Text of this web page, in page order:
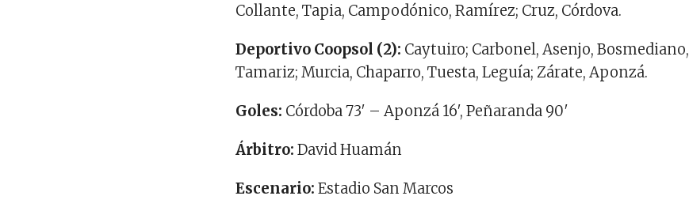
Collante, Tapia, Campodónico, Ramírez; Cruz, Córdova.
Deportivo Coopsol (2): Caytuiro; Carbonel, Asenjo, Bosmediano,
Tamariz; Murcia, Chaparro, Tuesta, Leguía; Zárate, Aponzá.
Goles: Córdoba 73′ – Aponzá 16′, Peñaranda 90′
Árbitro: David Huamán
Escenario: Estadio San Marcos